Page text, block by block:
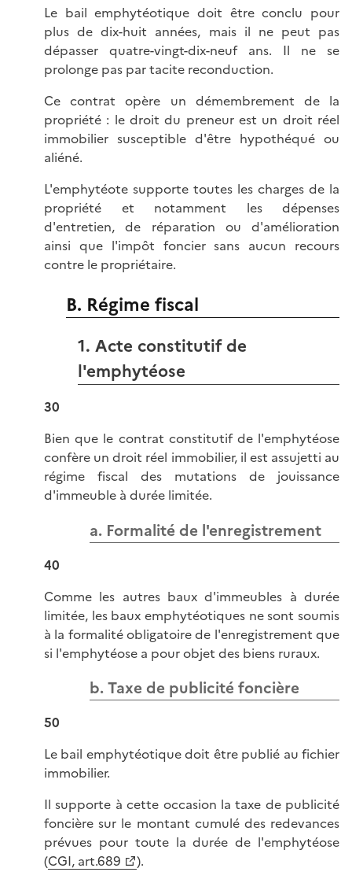
Le bail emphytéotique doit être conclu pour
plus de dix-huit années, mais il ne peut pas
dépasser quatre-vingt-dix-neuf ans. Il ne se
prolonge pas par tacite reconduction.
Ce contrat opère un démembrement de la
propriété : le droit du preneur est un droit réel
immobilier susceptible d'être hypothéqué ou
aliéné.
L'emphytéote supporte toutes les charges de la
propriété et notamment les dépenses
d'entretien, de réparation ou d'amélioration
ainsi que l'impôt foncier sans aucun recours
contre le propriétaire.
B. Régime fiscal
1. Acte constitutif de
l'emphytéose
30
Bien que le contrat constitutif de l'emphytéose
confère un droit réel immobilier, il est assujetti au
régime fiscal des mutations de jouissance
d'immeuble à durée limitée.
a. Formalité de l'enregistrement
40
Comme les autres baux d'immeubles à durée
limitée, les baux emphytéotiques ne sont soumis
à la formalité obligatoire de l'enregistrement que
si l'emphytéose a pour objet des biens ruraux.
b. Taxe de publicité foncière
50
Le bail emphytéotique doit être publié au fichier
immobilier.
Il supporte à cette occasion la taxe de publicité
foncière sur le montant cumulé des redevances
prévues pour toute la durée de l'emphytéose
(CGI, art.689 ).